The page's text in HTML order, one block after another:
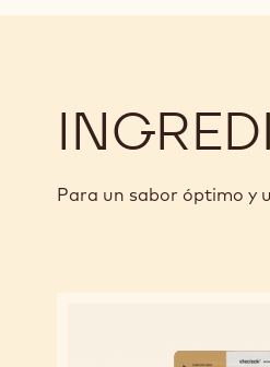
Para un sabor óptimo y